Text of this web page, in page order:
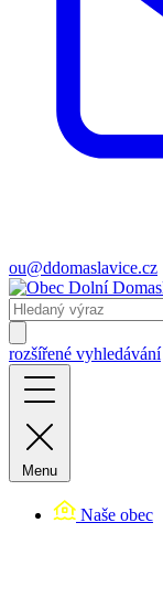
ou@ddomaslavice.cz
rozšířené vyhledávání
Menu
Naše obec